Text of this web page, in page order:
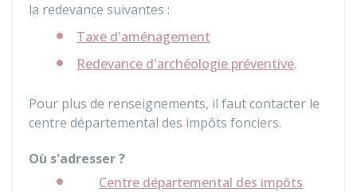
la redevance suivantes :
Taxe d'aménagement
Redevance d'archéologie préventive.
Pour plus de renseignements, il faut contacter le
centre départemental des impôts fonciers.
Où s'adresser ?
Centre départemental des impôts